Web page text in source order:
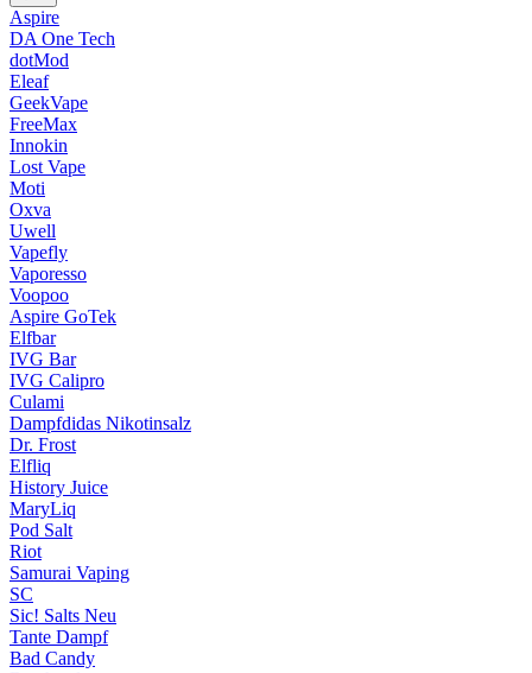
Aspire
DA One Tech
dotMod
Eleaf
GeekVape
FreeMax
Innokin
Lost Vape
Moti
Oxva
Uwell
Vapefly
Vaporesso
Voopoo
Aspire GoTek
Elfbar
IVG Bar
IVG Calipro
Culami
Dampfdidas Nikotinsalz
Dr. Frost
Elfliq
History Juice
MaryLiq
Pod Salt
Riot
Samurai Vaping
SC
Sic! Salts Neu
Tante Dampf
Bad Candy